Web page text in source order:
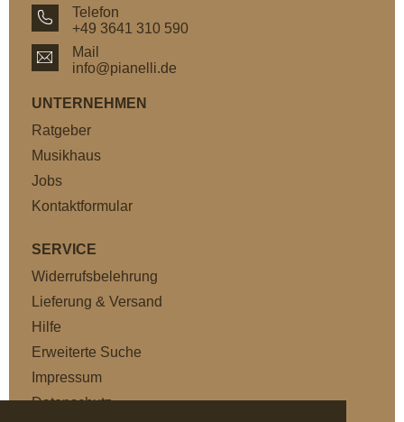
Telefon
+49 3641 310 590
Mail
info@pianelli.de
UNTERNEHMEN
Ratgeber
Musikhaus
Jobs
Kontaktformular
SERVICE
Widerrufsbelehrung
Lieferung & Versand
Hilfe
Erweiterte Suche
Impressum
Datenschutz